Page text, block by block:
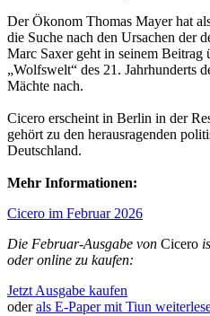
Der Ökonom Thomas Mayer hat
die Suche nach den Ursachen der
Marc Saxer geht in seinem Beitrag
„Wolfswelt“ des 21. Jahrhunderts
Mächte nach.
Cicero erscheint in Berlin in der
gehört zu den herausragenden
Deutschland.
Mehr Informationen:
Cicero im Februar 2026
Die Februar-Ausgabe von Cicero
oder online zu kaufen:
Jetzt Ausgabe kaufen
oderals E-Paper mit Tiun